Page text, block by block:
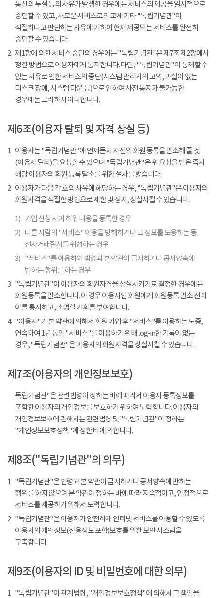
통신의 두절 등의 사유가 발생한 경우에는 서비스의 제공을 일시적으로
중단할 수 있고, 새로운 서비스로의 교체 기타 "독립기념관"이
적절하다고 판단하는 사유에 기하여 현재 제공되는 서비스를 완전히
중단할 수 있습니다.
2 제1항에 의한 서비스 중단의 경우에는 "독립기념관"은 제7조 제2항에서
정한 방법으로 이용자에게 통지합니다. 다만, "독립기념관"이 통제할 수
없는 사유로 인한 서비스의 중단(시스템 관리자의 고의, 과실이 없는
디스크 장애, 시스템 다운 등)으로 인하여 사전 통지가 불가능한
경우에는 그러하지 아니합니다.
제6조(이용자 탈퇴 및 자격 상실 등)
1 이용자는 "독립기념관"에 언제든지 자신의 회원 등록을 말소해 줄 것
(이용자 탈퇴)을 요청할 수 있으며 "독립기념관"은 위 요청을 받은 즉시
해당 이용자의 회원 등록 말소를 위한 절차를 밟습니다.
2 이용자가 다음 각 호의 사유에 해당하는 경우, "독립기념관"은 이용자의
회원자격을 적절한 방법으로 제한 및 정지, 상실시킬 수 있습니다.
1) 가입 신청 시에 허위 내용을 등록한 경우
2) 다른 사람의 "서비스" 이용을 방해하거나 그 정보를 도용하는 등
전자거래질서를 위협하는 경우
3) "서비스"를 이용하여 법령과 본 약관이 금지하거나 공서양속에
반하는 행위를 하는 경우
3 "독립기념관"이 이용자의 회원자격을 상실시키기로 결정한 경우에는
회원등록을 말소합니다. 이 경우 이용자인 회원에게 회원등록 말소 전에
이를 통지하고, 소명할 기회를 부여합니다.
4
"이용자"가 본 약관에 의해서 회원 가입 후 "서비스"를 이용하는 도중,
연속하여 1년 동안 "서비스"를 이용하기 위해 log-in한 기록이 없는
경우, "독립기념관"은 이용자의 회원자격을 상실시킬 수 있습니다.
제7조(이용자의 개인정보보호)
독립기념관"은 관련법령이 정하는 바에 따라서 이용자 등록정보를
포함한 이용자의 개인정보를 보호하기 위하여 노력합니다. 이용자의
개인정보보호에 관해서는 관련법령 및 "독립기념관"이 정하는
"개인정보보호정책"에 정한 바에 의합니다.
제8조("독립기념관"의 의무)
1 "독립기념관"은 법령과 본 약관이 금지하거나 공서양속에 반하는
행위를 하지 않으며 본 약관이 정하는 바에 따라 지속적이고, 안정적으로
서비스를 제공하기 위해서 노력합니다.
2 "독립기념관"은 이용자가 안전하게 인터넷 서비스를 이용할 수 있도록
이용자의 개인정보(신용정보 포함)보호를 위한 보안 시스템을
구축합니다.
제9조(이용자의 ID 및 비밀번호에 대한 의무)
1 "독립기념관"이 관계법령, "개인정보보호정책"에 의해서 그 책임을